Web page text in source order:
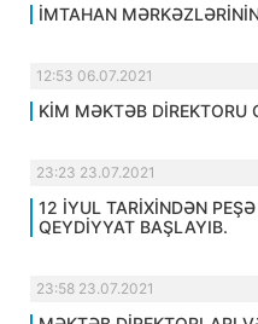
İMTAHAN
12:53 06.07.2021
KİM MƏKTƏB DİREKTORU
23:23 23.07.2021
12 İYUL TARİXİNDƏN
QEYDİYYAT BAŞLAYIB.
23:58 23.07.2021